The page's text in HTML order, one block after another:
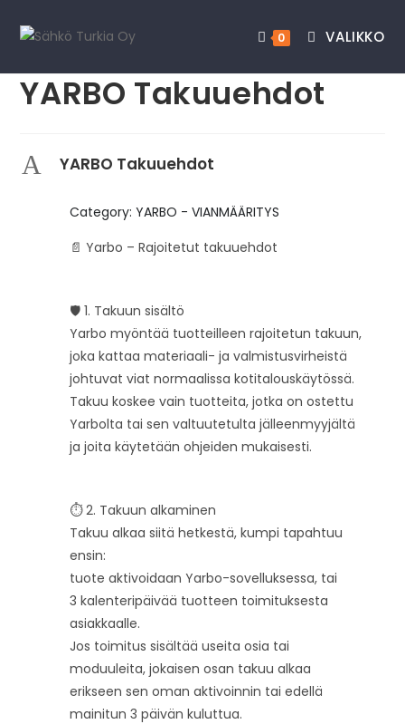
0 VALIKKO
YARBO Takuuehdot
A YARBO Takuuehdot
Category: YARBO - VIANMÄÄRITYS
📄 Yarbo – Rajoitetut takuuehdot
🛡️ 1. Takuun sisältö
Yarbo myöntää tuotteilleen rajoitetun takuun,
joka kattaa materiaali- ja valmistusvirheistä
johtuvat viat normaalissa kotitalouskäytössä.
Takuu koskee vain tuotteita, jotka on ostettu
Yarbolta tai sen valtuutetulta jälleenmyyjältä
ja joita käytetään ohjeiden mukaisesti.
⏱️ 2. Takuun alkaminen
Takuu alkaa siitä hetkestä, kumpi tapahtuu
ensin:
tuote aktivoidaan Yarbo-sovelluksessa, tai
3 kalenteripäivää tuotteen toimituksesta
asiakkaalle.
Jos toimitus sisältää useita osia tai
moduuleita, jokaisen osan takuu alkaa
erikseen sen oman aktivoinnin tai edellä
mainitun 3 päivän kuluttua.